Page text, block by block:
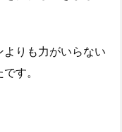
りも力がいらない
す。